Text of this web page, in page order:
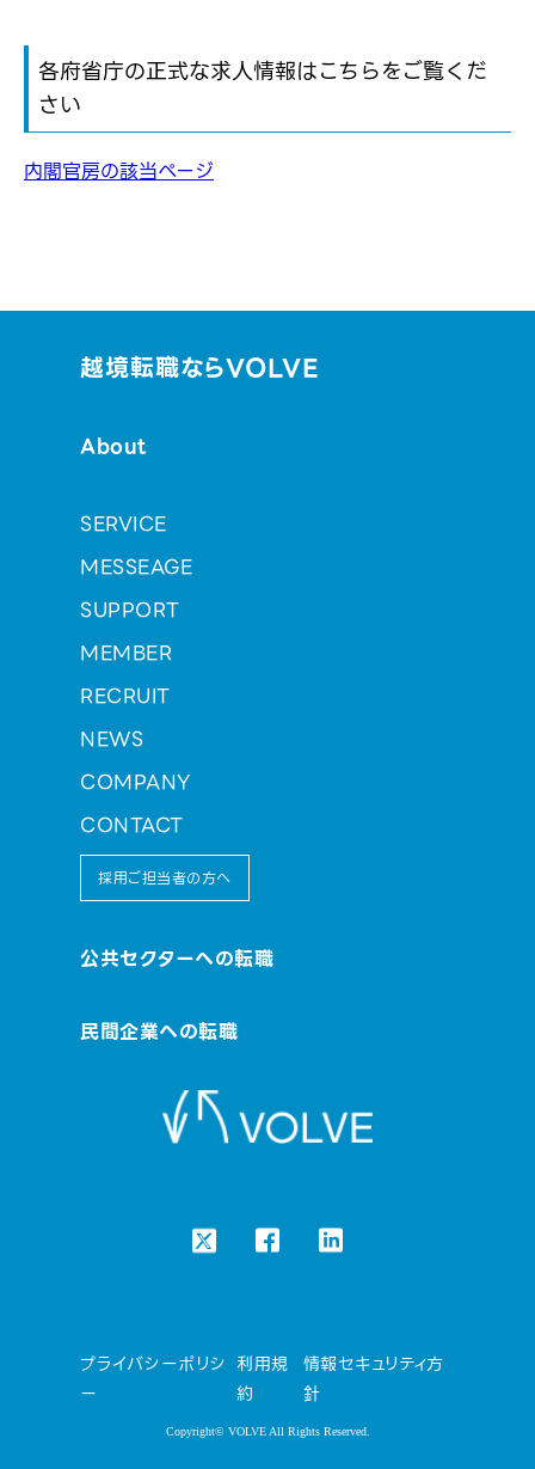
各府省庁の正式な求人情報はこちらをご覧くだ
さい
内閣官房の該当ページ
越境転職ならVOLVE
About
SERVICE
MESSEAGE
SUPPORT
MEMBER
RECRUIT
NEWS
COMPANY
CONTACT
採用ご担当者の方へ
公共セクターへの転職
民間企業への転職
プライバシーポリシ
ー
利用規
約
情報セキュリティ方
針
Copyright© VOLVE All Rights Reserved.